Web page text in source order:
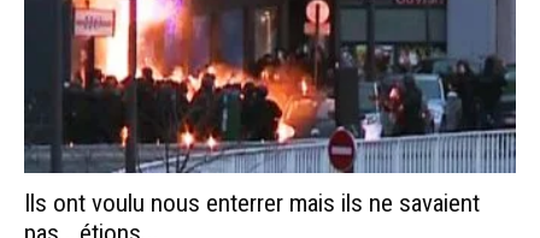
Ils ont voulu nous enterrer mais ils ne savaient